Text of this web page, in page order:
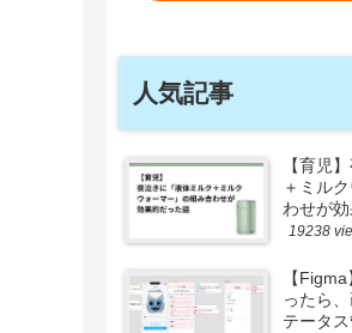
人気記事
【育児
＋ミル
わせが
19238
【
ったら
テータ